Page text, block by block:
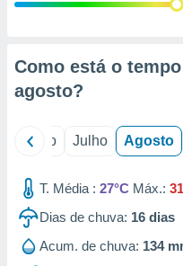
estudos
Como está o
agosto?
Junho Julho Agosto
T. Média : 27°C Máx.:
Dias de chuva: 16 dias
Acum. de chuva: 134